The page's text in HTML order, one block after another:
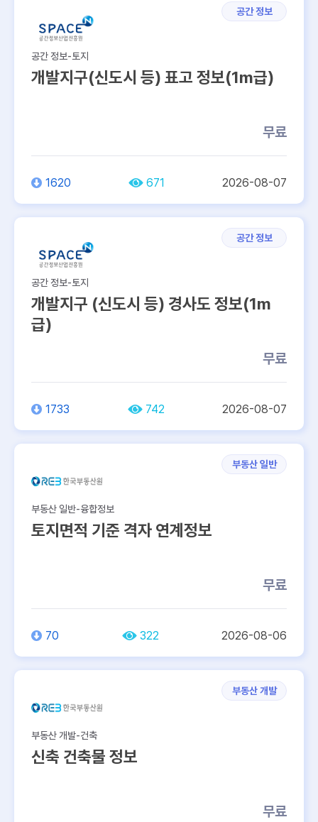
공간 정보
공간 정보-토지
개발지구(신도시 등) 표고 정보(1m급)
무료
1620 671 2026-08-07
공간 정보
공간 정보-토지
개발지구 (신도시 등) 경사도 정보(1m
급)
무료
1733 742 2026-08-07
부동산 일반
부동산 일반-융합정보
토지면적 기준 격자 연계정보
무료
70 322 2026-08-06
부동산 개발
부동산 개발-건축
신축 건축물 정보
무료